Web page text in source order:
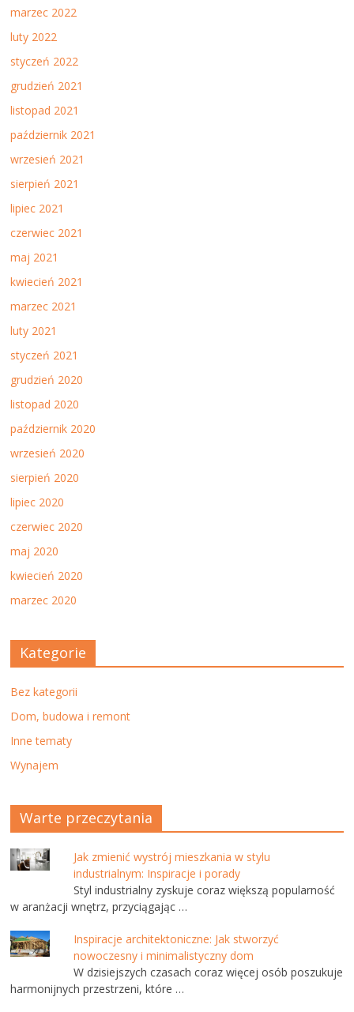
marzec 2022
luty 2022
styczeń 2022
grudzień 2021
listopad 2021
październik 2021
wrzesień 2021
sierpień 2021
lipiec 2021
czerwiec 2021
maj 2021
kwiecień 2021
marzec 2021
luty 2021
styczeń 2021
grudzień 2020
listopad 2020
październik 2020
wrzesień 2020
sierpień 2020
lipiec 2020
czerwiec 2020
maj 2020
kwiecień 2020
marzec 2020
Kategorie
Bez kategorii
Dom, budowa i remont
Inne tematy
Wynajem
Warte przeczytania
Jak zmienić wystrój mieszkania w stylu
industrialnym: Inspiracje i porady
Styl industrialny zyskuje coraz większą popularność
w aranżacji wnętrz, przyciągając …
Inspiracje architektoniczne: Jak stworzyć
nowoczesny i minimalistyczny dom
W dzisiejszych czasach coraz więcej osób poszukuje
harmonijnych przestrzeni, które …